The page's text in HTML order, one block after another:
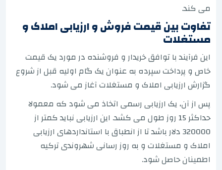
می کند.
تفاوت بین قیمت فروش و ارزیابی املاک و
مستغلات
این فرآیند با توافق خریدار و فروشنده در مورد یک قیمت
خاص و پرداخت سپرده به عنوان یک گام اولیه قبل از شروع
گزارش ارزیابی املاک و مستغلات آغاز می شود.
پس از آن، یک ارزیابی رسمی اتخاذ می شود که معمولا
حداکثر 15 روز طول می کشد. این ارزیابی نباید کمتر از
320000 دلار باشد تا از انطباق با استانداردهای ارزیابی
املاک و مستغلات و به روز رسانی شهروندی ترکیه
اطمینان حاصل شود.